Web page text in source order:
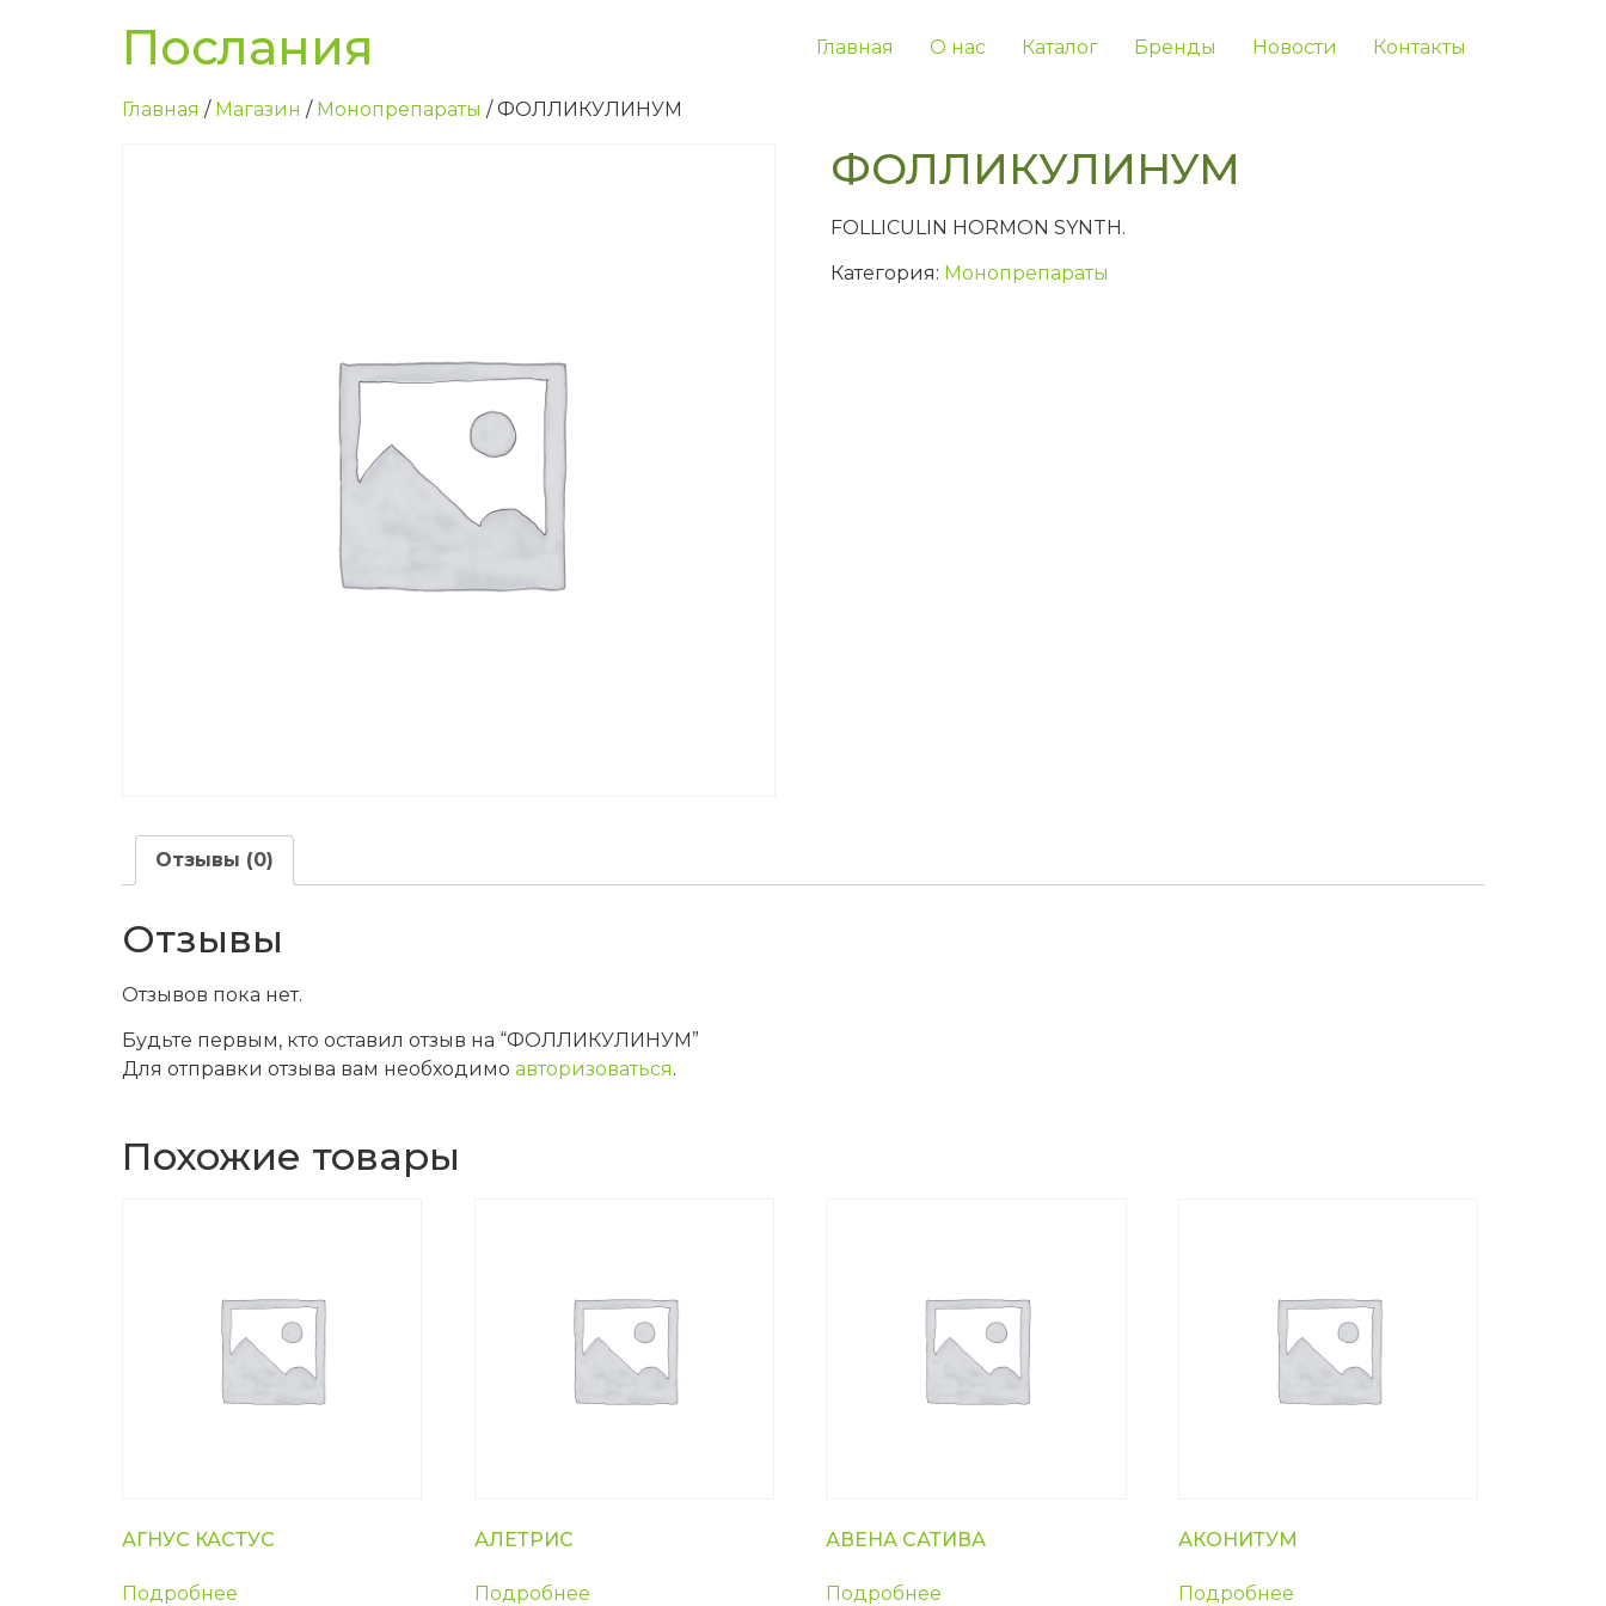
Послания Главная О нас Каталог Бренды Новости Контакты
Главная / Магазин / Монопрепараты / ФОЛЛИКУЛИНУМ
ФОЛЛИКУЛИНУМ
FOLLICULIN HORMON SYNTH.
Категория: Монопрепараты
Отзывы (0)
Отзывы
Отзывов пока нет.
Будьте первым, кто оставил отзыв на “ФОЛЛИКУЛИНУМ”
Для отправки отзыва вам необходимо авторизоваться.
Похожие товары
АГНУС КАСТУС
Подробнее
АЛЕТРИС
Подробнее
АВЕНА САТИВА
Подробнее
АКОНИТУМ
Подробнее